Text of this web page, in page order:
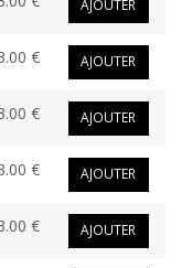
AJOUTER
€ AJOUTER
€ AJOUTER
€ AJOUTER
€ AJOUTER